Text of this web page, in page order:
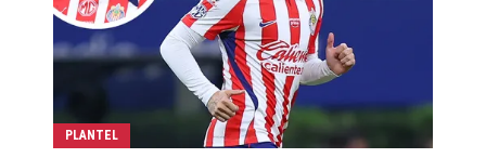
PLANTEL